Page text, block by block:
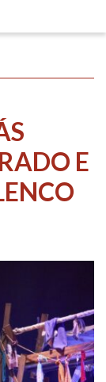
E